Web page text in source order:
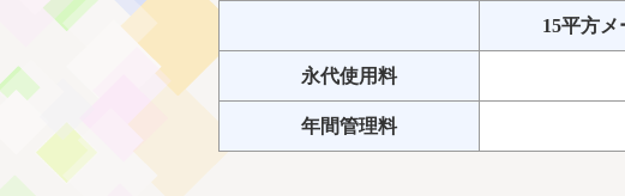
15平方メ
永代使用料
年間管理料